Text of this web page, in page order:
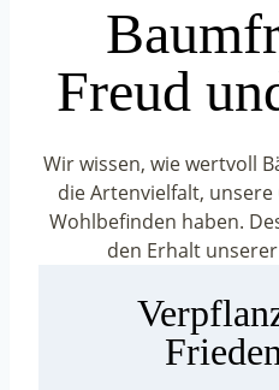
Freud
Wir wissen, wie wertvoll
die Artenvielfalt,
Wohlbefinden haben.
den Erhalt